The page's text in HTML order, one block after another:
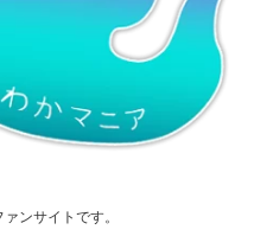
ンサイトです。